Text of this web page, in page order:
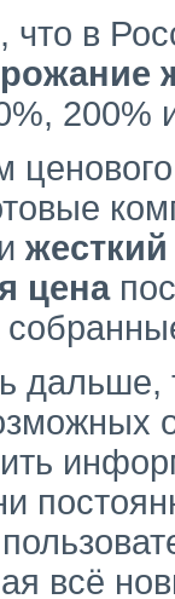
в
200%
цена
всё